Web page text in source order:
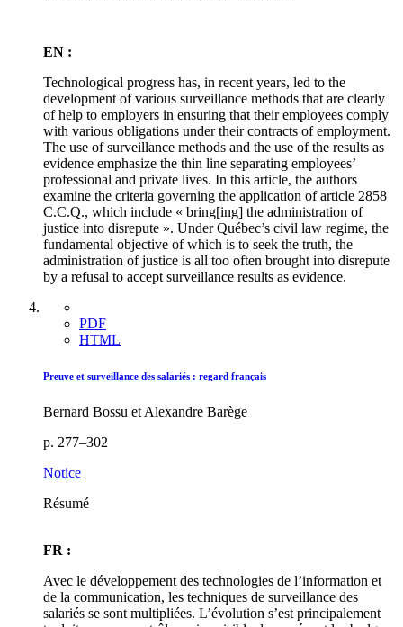
EN :
Technological progress has, in recent years, led to the
development of various surveillance methods that are clearly
of help to employers in ensuring that their employees comply
with various obligations under their contracts of employment.
The use of surveillance methods and the use of the results as
evidence emphasize the thin line separating employees’
professional and private lives. In this article, the authors
examine the criteria governing the application of article 2858
C.C.Q., which include « bring[ing] the administration of
justice into disrepute ». Under Québec’s civil law regime, the
fundamental objective of which is to seek the truth, the
administration of justice is all too often brought into disrepute
by a refusal to accept surveillance results as evidence.
PDF
HTML
Preuve et surveillance des salariés : regard français
Bernard Bossu et Alexandre Barège
p. 277–302
Notice
Résumé
FR :
Avec le développement des technologies de l’information et
de la communication, les techniques de surveillance des
salariés se sont multipliées. L’évolution s’est principalement